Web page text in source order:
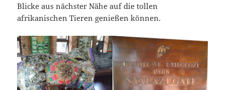
Blicke aus nächster Nähe auf die tollen
afrikanischen Tieren genießen können.